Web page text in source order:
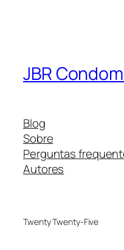
JBR
Blog
Sobre
Perguntas
Autores
Twenty Twenty-Five